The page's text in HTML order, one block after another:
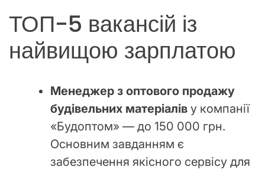
ТОП-5 вакансій із
найвищою зарплатою
Менеджер з оптового продажу
будівельних матеріалів у компанії
«Будоптом» — до 150 000 грн.
Основним завданням є
забезпечення якісного сервісу для